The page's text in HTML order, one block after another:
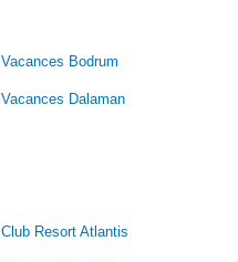
Vacances Bodrum
Vacances Dalaman
Club Resort Atlantis